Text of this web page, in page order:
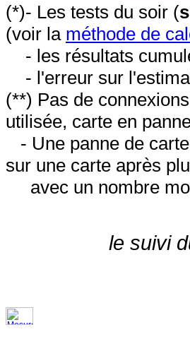
(*)- Les tests du soir (
(voir la méthode de
- les résultats
- l'erreur sur
(**) Pas de
utilisée, carte en
- Une panne de
sur une carte après
avec un nombre
le suivi